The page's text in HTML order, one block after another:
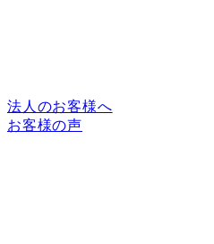
法人のお客様へ
お客様の声